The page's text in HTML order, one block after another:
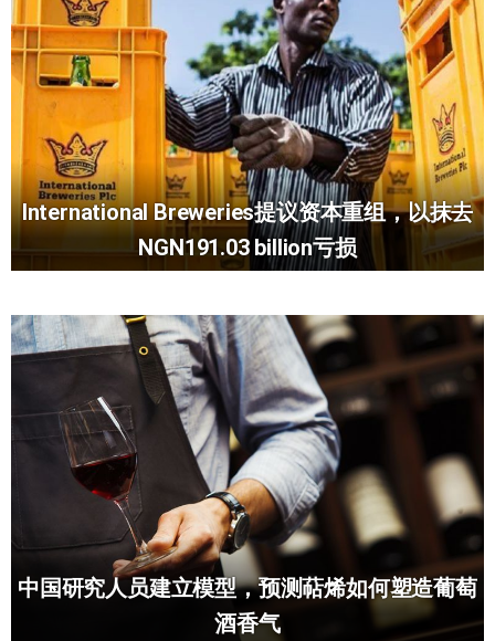
International Breweries提议资本重组，以抹去
NGN191.03 billion亏损
中国研究人员建立模型，预测萜烯如何塑造葡萄
酒香气